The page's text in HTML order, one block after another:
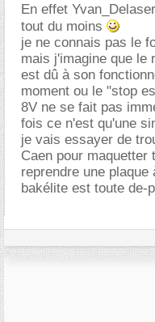
En effet
tout du moins
je ne connais pas le
mais j'imagine que le
est dû à son
moment ou le "stop
8V ne se fait pas
fois ce n'est qu'une
je vais essayer de
Caen pour
reprendre une
bakélite est toute de-